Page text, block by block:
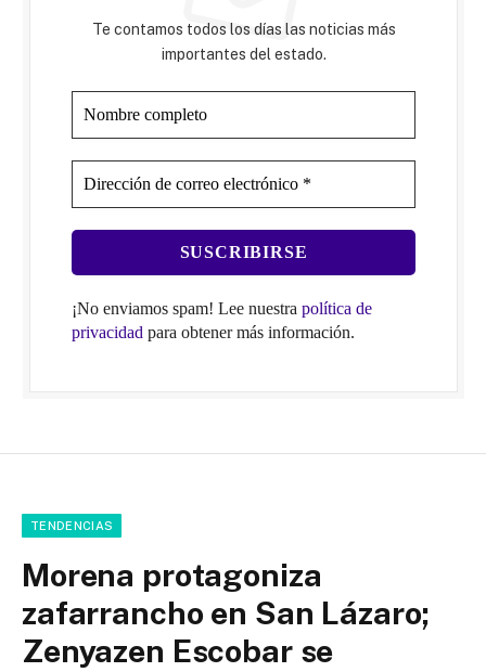
Te contamos todos los días las noticias más
importantes del estado.
¡No enviamos spam! Lee nuestra política de
privacidad para obtener más información.
TENDENCIAS
Morena protagoniza
zafarrancho en San Lázaro;
Zenyazen Escobar se